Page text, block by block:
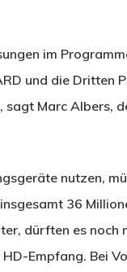
im
und die Dritten
Marc Albers,
nutzen,
36
dürften es noch
Empfang. Bei